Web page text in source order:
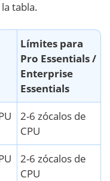
tabla.
Límites para
Pro Essentials /
Enterprise
Essentials
2-6 zócalos de
CPU
2-6 zócalos de
CPU